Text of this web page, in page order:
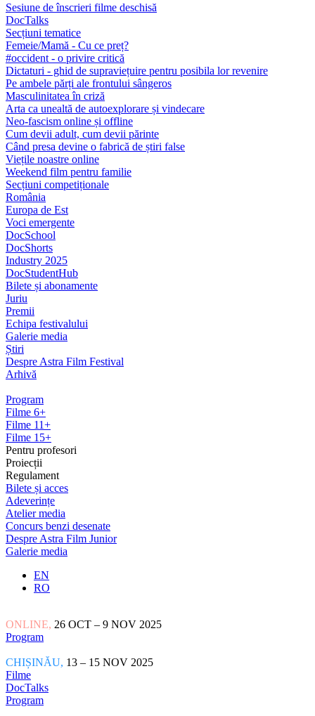
Sesiune de înscrieri filme deschisă
DocTalks
Secțiuni tematice
Femeie/Mamă - Cu ce preț?
#occident - o privire critică
Dictaturi - ghid de supraviețuire pentru posibila lor revenire
Pe ambele părți ale frontului sângeros
Masculinitatea în criză
Arta ca unealtă de autoexplorare și vindecare
Neo-fascism online și offline
Cum devii adult, cum devii părinte
Când presa devine o fabrică de știri false
Viețile noastre online
Weekend film pentru familie
Secțiuni competiționale
România
Europa de Est
Voci emergente
DocSchool
DocShorts
Industry 2025
DocStudentHub
Bilete și abonamente
Juriu
Premii
Echipa festivalului
Galerie media
Știri
Despre Astra Film Festival
Arhivă
Program
Filme 6+
Filme 11+
Filme 15+
Pentru profesori
Proiecții
Regulament
Bilete și acces
Adeverințe
Atelier media
Concurs benzi desenate
Despre Astra Film Junior
Galerie media
EN
RO
ONLINE, 26 OCT – 9 NOV 2025
Program
CHIȘINĂU, 13 – 15 NOV 2025
Filme
DocTalks
Program